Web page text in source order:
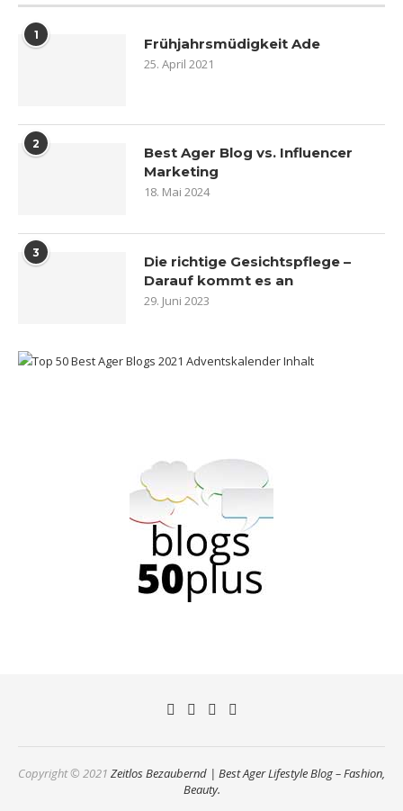
1 Frühjahrsmüdigkeit Ade
25. April 2021
2
Best Ager Blog vs. Influencer
Marketing
18. Mai 2024
3
Die richtige Gesichtspflege –
Darauf kommt es an
29. Juni 2023
Copyright © 2021 Zeitlos Bezaubernd | Best Ager Lifestyle Blog – Fashion,
Beauty.